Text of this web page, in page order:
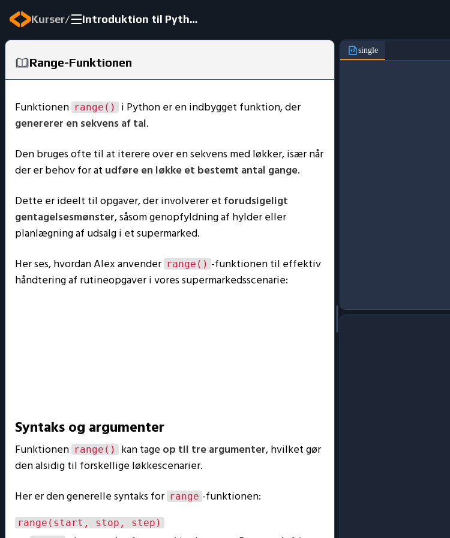
Kurser/ Introduktion til Python
Range-Funktionen
Funktionen range()
i Python er en indbygget funktion, der
genererer en sekvens af tal.
Den bruges ofte til at iterere over en sekvens med løkker, især når
der er behov for at udføre en løkke et bestemt antal gange.
Dette er ideelt til opgaver, der involverer et forudsigeligt
gentagelsesmønster, såsom genopfyldning af hylder eller
planlægning af udsalg i et supermarked.
Her ses, hvordan Alex anvender range() -funktionen til effektiv
håndtering af rutineopgaver i vores supermarkedsscenarie:
Syntaks og argumenter
Funktionen range() kan tageop til tre argumenter, hvilket gør
den alsidig til forskellige løkkescenarier.
Her er den generelle syntaks for range -funktionen:
single